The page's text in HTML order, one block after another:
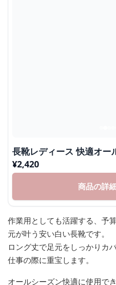
長靴レディース 快適オー
¥2,420
商品の詳
作業用としても活躍する、予
元が叶う安い白い長靴です。
ロング丈で足元をしっかりカ
仕事の際に重宝します。
オールシーズン快適に使用で